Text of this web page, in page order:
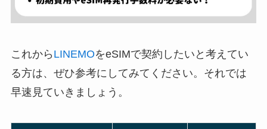
これから LINEMOをeSIMで契約したいと考えてい
る方は、ぜひ参考にしてみてください。それでは
早速見ていきましょう。